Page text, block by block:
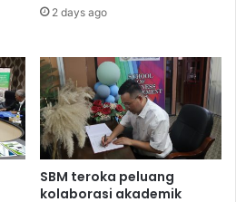
2 days ago
SBM teroka peluang
kolaborasi akademik